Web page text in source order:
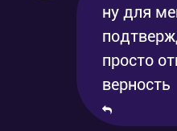
ну для
просто
верность